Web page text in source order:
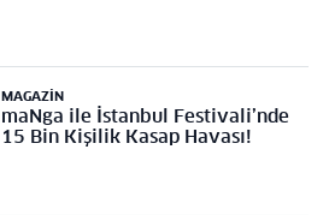
MAGAZIN
maNga ile İstanbul Festivali’nde
15 Bin Kişilik Kasap Havası!